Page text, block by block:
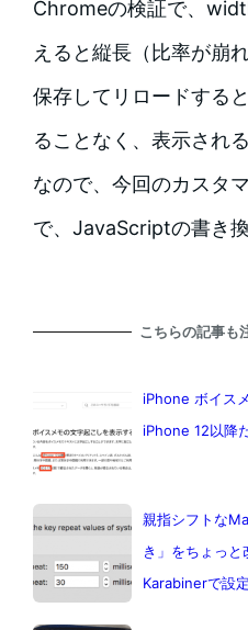
Chromeの検証で、
えると縦長（比率が崩
保存してリロードする
ることなく、表示される
なので、今回のカスタ
で、JavaScriptの書き換
こちらの記事も
iPhone ボイス
iPhone 12以降
親指シフトな
き」をちょっ
Karabinerで設